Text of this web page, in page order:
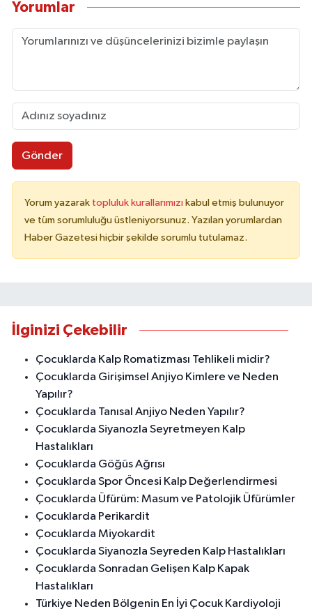
Yorumlar
Gönder
Yorum yazarak topluluk kurallarımızı kabul etmiş bulunuyor
ve tüm sorumluluğu üstleniyorsunuz. Yazılan yorumlardan
Haber Gazetesi hiçbir şekilde sorumlu tutulamaz.
İlginizi Çekebilir
Çocuklarda Kalp Romatizması Tehlikeli midir?
Çocuklarda Girişimsel Anjiyo Kimlere ve Neden
Yapılır?
Çocuklarda Tanısal Anjiyo Neden Yapılır?
Çocuklarda Siyanozla Seyretmeyen Kalp
Hastalıkları
Çocuklarda Göğüs Ağrısı
Çocuklarda Spor Öncesi Kalp Değerlendirmesi
Çocuklarda Üfürüm: Masum ve Patolojik Üfürümler
Çocuklarda Perikardit
Çocuklarda Miyokardit
Çocuklarda Siyanozla Seyreden Kalp Hastalıkları
Çocuklarda Sonradan Gelişen Kalp Kapak
Hastalıkları
Türkiye Neden Bölgenin En İyi Çocuk Kardiyoloji